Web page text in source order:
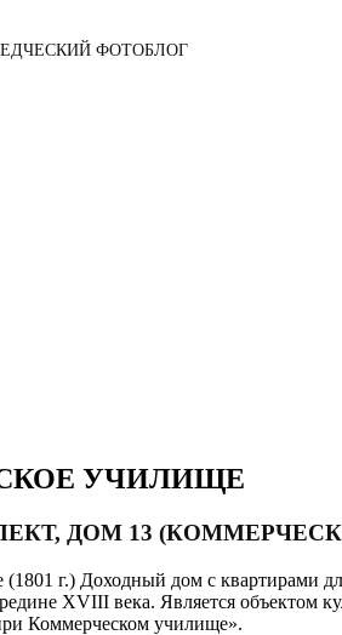
ФОТОБЛОГ
УЧИЛИЩЕ
ДОМ 13
г.) Доходный дом с квартирами
ХVIII века. Является объектом
Коммерческом училище».